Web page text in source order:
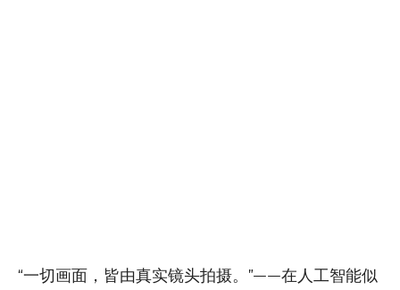
“一切画面，皆由真实镜头拍摄。”——在人工智能似